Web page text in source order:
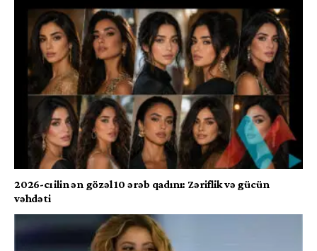
2026-cı ilin ən gözəl 10 ərəb qadını: Zəriflik və gücün
vəhdəti